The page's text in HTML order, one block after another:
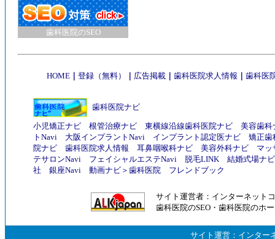
歯科医院のSEO
HOME 登録（無料） 広告掲載 歯科医院求人情報 歯科医
歯科医院ナビ
小児矯正ナビ 根管治療ナビ 東横線沿線歯科医院ナビ
美容歯科
トNavi
大阪インプラントNavi インプラント認定医ナビ
矯正歯
院ナビ
歯科医院求人情報 耳鼻咽喉科ナビ 美容外科ナビ
マッ
テサロンNavi
フェイシャルエステNavi 脱毛LINK
結婚式場ナビ
社
銀座Navi 動画ナビ ＞ 歯科医院 フレンドブック
サイト運営者： インターネット
歯科医院のSEO ・ 歯科医院のホ
サイト運営： インター